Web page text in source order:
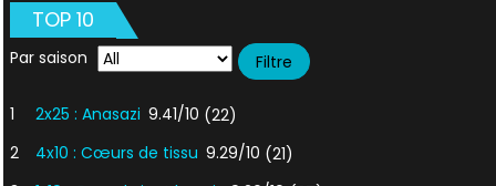
TOP 10
Par saison
1 2x25 : Anasazi 9.41/10 (22)
2
4x10 : Cœurs de tissu 9.29/10 (21)